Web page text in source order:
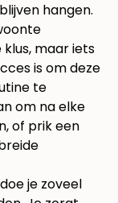
hangen.
maar iets
is om deze
te
om na elke
of prik een
je zoveel